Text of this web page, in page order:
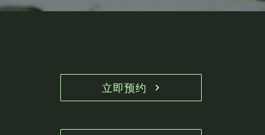
术式之一。
立即预约